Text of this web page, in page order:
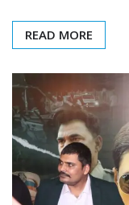
READ MORE